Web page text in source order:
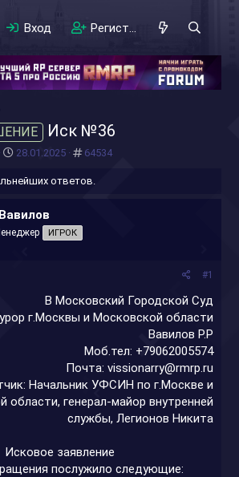
Вход Регистрация
Иск №36
Д
т
н
ч
28.01.2025 #
64534
ответов.
ИГРОК
#1
В Московский Городской Суд
г.Москвы и Московской области
Вавилов Р.Р
Моб.тел: +79062005574
Почта: vissionarry@rmrp.ru
Начальник УФСИН по г.Москве и
области, генерал-майор внутренней
службы, Легионов Никита​
Исковое заявление​
послужило следующие: